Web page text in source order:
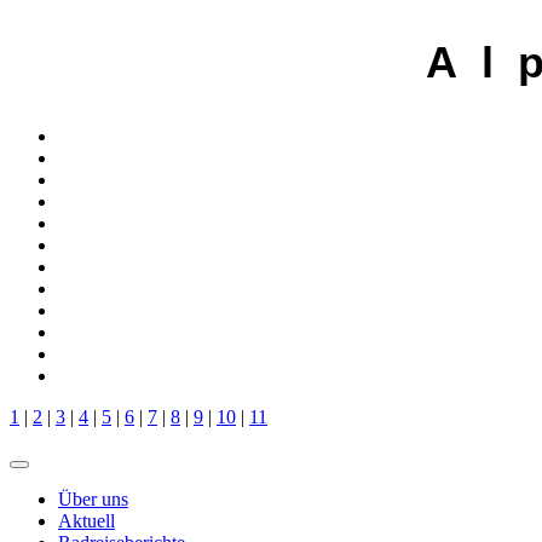
A l
1 | 2 | 3 | 4 | 5 | 6 | 7 | 8 | 9 | 10 | 11
Über uns
Aktuell